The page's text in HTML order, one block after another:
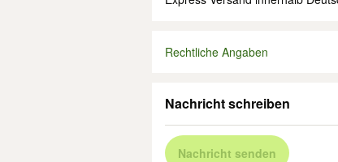
Rechtliche Angaben
Nachricht schreiben
Nachricht senden